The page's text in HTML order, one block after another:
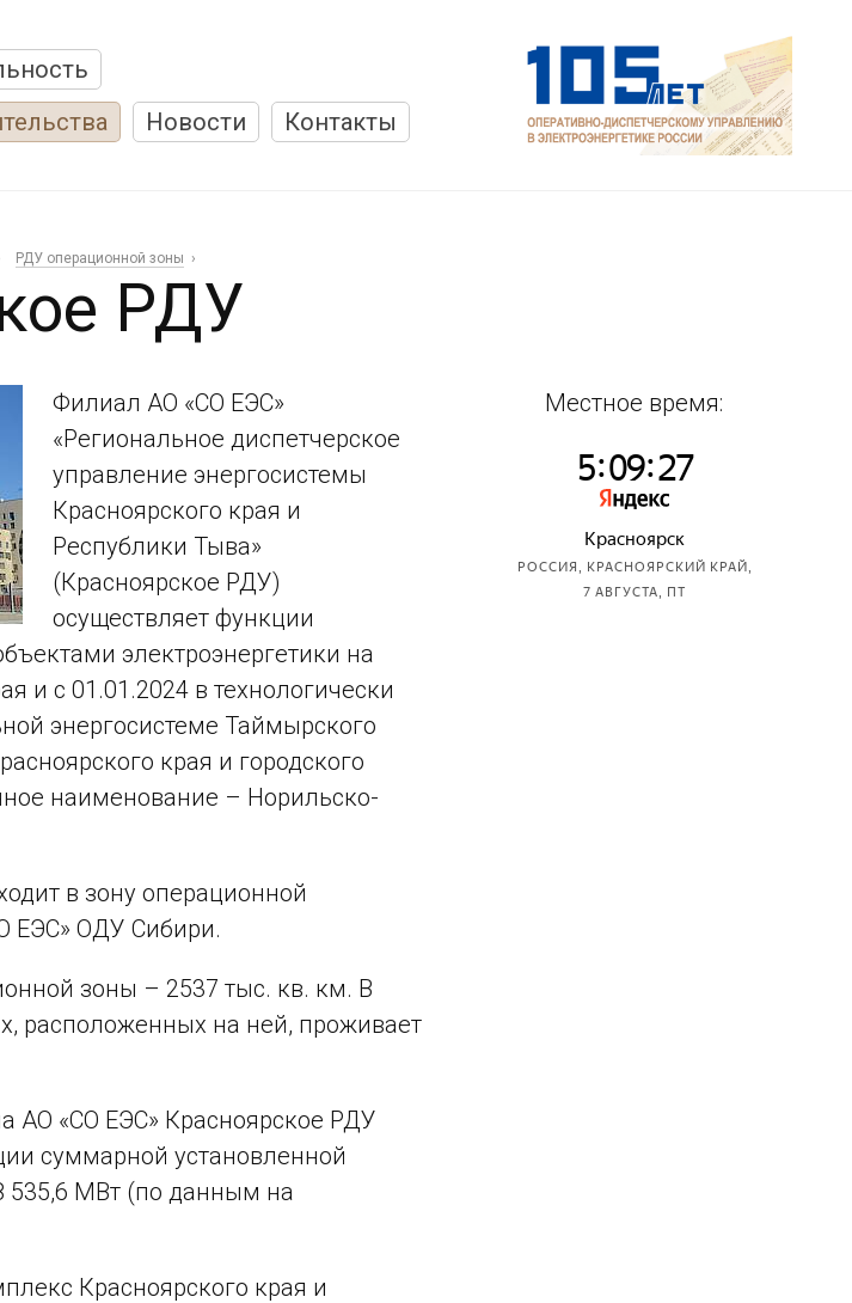
Новости Контакты
РДУ операционной зоны
РДУ
Филиал АО «СО ЕЭС»
«Региональное диспетчерское
управление энергосистемы
Красноярского края и
Республики Тыва»
(Красноярское РДУ)
осуществляет функции
электроэнергетики на
и с 01.01.2024 в технологически
энергосистеме Таймырского
края и городского
наименование – Норильско-
в зону операционной
ЕЭС» ОДУ Сибири.
зоны – 2537 тыс. кв. км. В
расположенных на ней, проживает
АО «СО ЕЭС» Красноярское РДУ
суммарной установленной
535,6 МВт (по данным на
Красноярского края и
Местное время: